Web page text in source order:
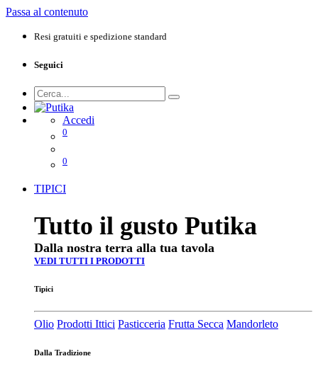
Passa al contenuto
Resi gratuiti e spedizione standard
Seguici
Accedi
0
0
TIPICI
Tutto il gusto Putika
Dalla nostra terra alla tua tavola
VEDI TUTTI I PRODOTTI
Tipici
Olio Prodotti Ittici Pasticceria Frutta Secca Mandorleto
Dalla Tradizione